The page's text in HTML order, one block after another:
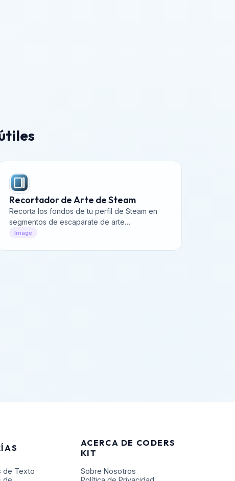
Recortador de Arte de Steam
Recorta los fondos de tu perfil de Steam en
segmentos de escaparate de arte
perfectamente alineados.
Image
de Texto
ACERCA DE CODERS
KIT
Sobre Nosotros